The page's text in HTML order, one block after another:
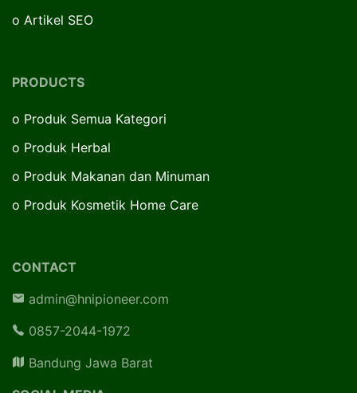
o Artikel SEO
PRODUCTS
o Produk Semua Kategori
o Produk Herbal
o Produk Makanan dan Minuman
o Produk Kosmetik Home Care
CONTACT
admin@hnipioneer.com
0857-2044-1972
Bandung Jawa Barat